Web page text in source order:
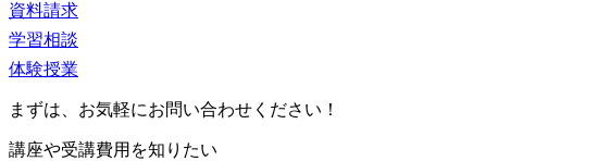
資料請求
学習相談
体験授業
まずは、お気軽にお問い合わせください！
講座や受講費用を知りたい